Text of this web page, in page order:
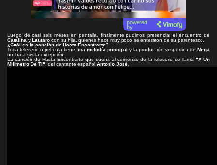
powered
by
Luego de casi seis meses en pantalla, finalmente pudimos presenciar el encuentro de
Catalina y Lautaro con su hija, quienes hace muy poco se enteraron de su parentesco.
¿Cuál es la canción de Hasta Encontrarte?
Toda teleserie o película tiene una melodía principal y la producción vespertina de Mega
no iba a ser la excepción.
La canción de Hasta Encontrarte que suena al comienzo de la teleserie se llama"A Un
Milímetro De Ti" , del cantante español Antonio José